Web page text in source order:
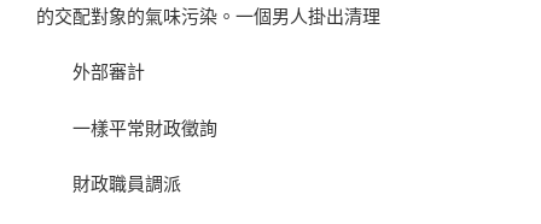
的交配對象的氣味污染。一個男人掛出清理
外部審計
一樣平常財政徵詢
財政職員調派